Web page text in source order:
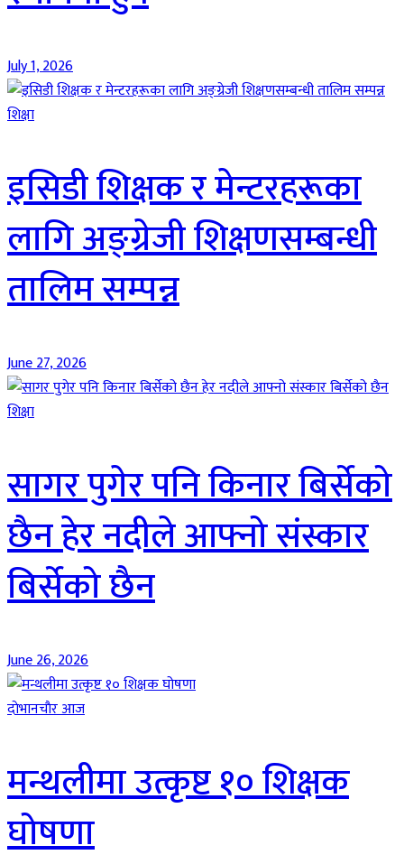
July 1, 2026
शिक्षा
इसिडी शिक्षक र मेन्टरहरूका
लागि अङ्ग्रेजी शिक्षणसम्बन्धी
तालिम सम्पन्न
June 27, 2026
शिक्षा
सागर पुगेर पनि किनार बिर्सेको
छैन हेर नदीले आफ्नो संस्कार
बिर्सेको छैन
June 26, 2026
दाेभानचाैर आज
मन्थलीमा उत्कृष्ट १० शिक्षक
घोषणा